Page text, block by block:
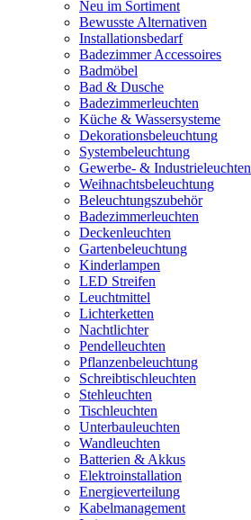
Neu im Sortiment
Bewusste Alternativen
Installationsbedarf
Badezimmer Accessoires
Badmöbel
Bad & Dusche
Badezimmerleuchten
Küche & Wassersysteme
Dekorationsbeleuchtung
Systembeleuchtung
Gewerbe- & Industrieleuchten
Weihnachtsbeleuchtung
Beleuchtungszubehör
Badezimmerleuchten
Deckenleuchten
Gartenbeleuchtung
Kinderlampen
LED Streifen
Leuchtmittel
Lichterketten
Nachtlichter
Pendelleuchten
Pflanzenbeleuchtung
Schreibtischleuchten
Stehleuchten
Tischleuchten
Unterbauleuchten
Wandleuchten
Batterien & Akkus
Elektroinstallation
Energieverteilung
Kabelmanagement